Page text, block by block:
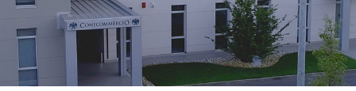
DELEGAZIONI
ATTIVITÀ STORICHE
PERIODICO